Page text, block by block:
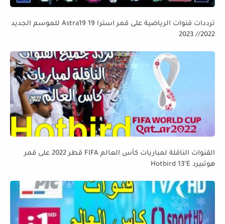
ترددات قنوات الرياضية على قمر استرا 19 Astra19 للموسم الجديد
2022// 2023
القنوات الناقلة لمباريات كأس العالم FIFA قطر 2022 على قمر
هوتبيرد Hotbird 13°E